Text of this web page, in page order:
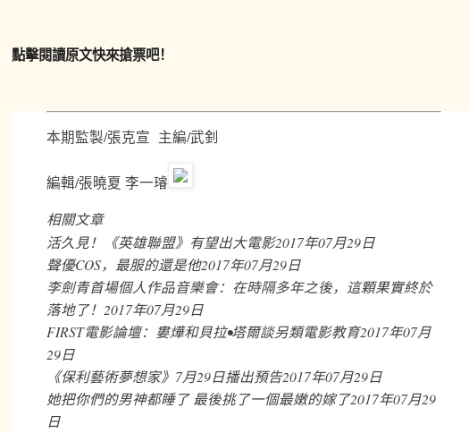
點擊閱讀原文快來搶票吧！
本期監製/張克宣 主編/武釗
編輯/張曉夏 李一璿
相關文章
活久見！《英雄聯盟》有望出大電影2017年07月29日
聲優COS，最服的還是他2017年07月29日
李劍青首場個人作品音樂會：在時隔多年之後，這顆果實終於
落地了！ 2017年07月29日
FIRST電影論壇：婁燁和貝拉•塔爾談另類電影教育2017年07月
29日
《保利藝術夢想家》7月29日播出預告2017年07月29日
她把你們的男神都睡了 最後挑了一個最嫩的嫁了2017年07月29
日